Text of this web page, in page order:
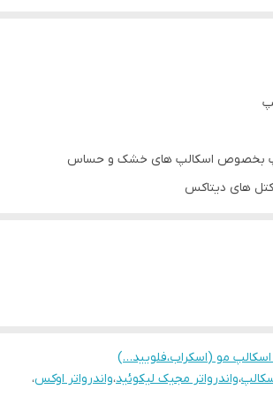
بخصوص اسکالپ های خشک و حساس
های دیتاکس
مو (اسکراب،فلویید…)
،واندرواتر مجیک لیکوئید،واندرواتر اوکس،